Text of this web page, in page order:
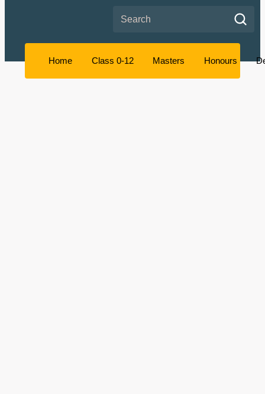
Home Class 0-12 Masters Honours